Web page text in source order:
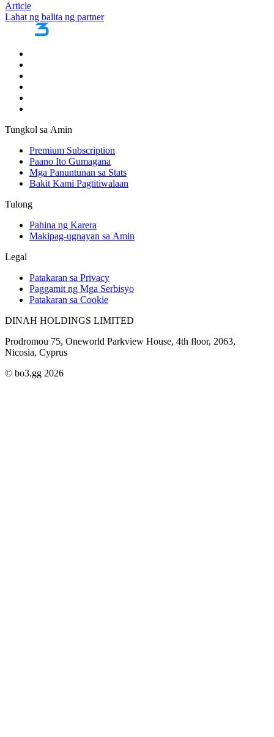
Article
Lahat ng balita ng partner
Tungkol sa Amin
Premium Subscription
Paano Ito Gumagana
Mga Panuntunan sa Stats
Bakit Kami Pagtitiwalaan
Tulong
Pahina ng Karera
Makipag-ugnayan sa Amin
Legal
Patakaran sa Privacy
Paggamit ng Mga Serbisyo
Patakaran sa Cookie
DINAH HOLDINGS LIMITED
Prodromou 75, Oneworld Parkview House, 4th floor, 2063,
Nicosia, Cyprus
© bo3.gg 2026